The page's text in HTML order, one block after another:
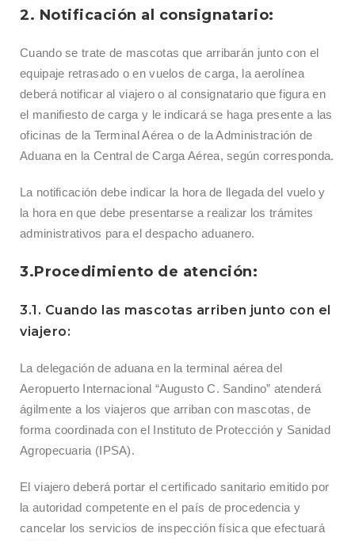
2. Notificación al consignatario:
Cuando se trate de mascotas que arribarán junto con el
equipaje retrasado o en vuelos de carga, la aerolínea
deberá notificar al viajero o al consignatario que figura en
el manifiesto de carga y le indicará se haga presente a las
oficinas de la Terminal Aérea o de la Administración de
Aduana en la Central de Carga Aérea, según corresponda.
La notificación debe indicar la hora de llegada del vuelo y
la hora en que debe presentarse a realizar los trámites
administrativos para el despacho aduanero.
3.Procedimiento de atención:
3.1. Cuando las mascotas arriben junto con el
viajero:
La delegación de aduana en la terminal aérea del
Aeropuerto Internacional “Augusto C. Sandino” atenderá
ágilmente a los viajeros que arriban con mascotas, de
forma coordinada con el Instituto de Protección y Sanidad
Agropecuaria (IPSA).
El viajero deberá portar el certificado sanitario emitido por
la autoridad competente en el país de procedencia y
cancelar los servicios de inspección física que efectuará